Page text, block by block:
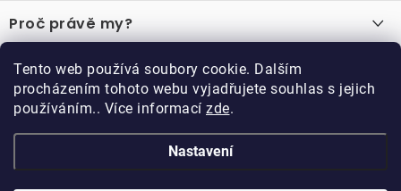
Tento web používá soubory cookie. Dalším
procházením tohoto webu vyjadřujete souhlas s jejich
používáním.. Více informací zde.
Nastavení
á
p
a
Proč právě my?
Recenze
Důležité odkazy
Velkoobchod
Vzorková prodejna
Kariéra
O nákupu
Obchodní podmínky